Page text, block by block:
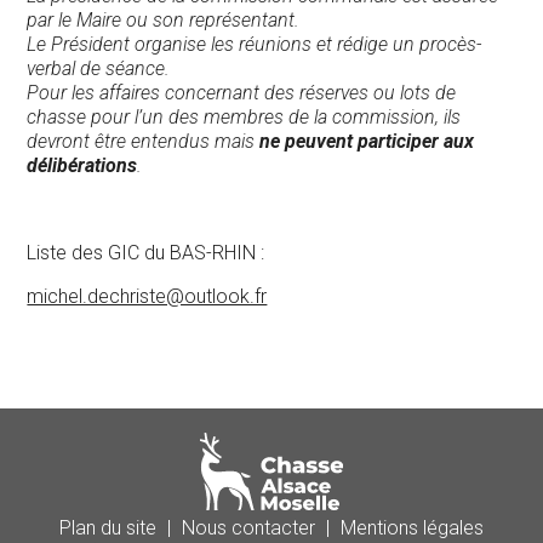
par le Maire ou son représentant.
Le Président organise les réunions et rédige un procès-
verbal de séance.
Pour les affaires concernant des réserves ou lots de
chasse pour l’un des membres de la commission, ils
devront être entendus maisne peuvent participer aux
délibérations
Liste des GIC du BAS-RHIN :
michel.dechriste@outlook.fr
Plan du site | Nous contacter | Mentions légales